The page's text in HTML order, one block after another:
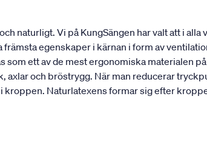
naturligt. Vi på KungSängen har valt att i
egenskaper i kärnan i form av
som ett av de mest ergonomiska materialen
axlar och bröstrygg. När man reducerar
Naturlatexens formar sig efter